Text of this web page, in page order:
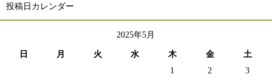
投稿日カレンダー
2025年5月
日 月 火 水 木 金
土
1
2 3